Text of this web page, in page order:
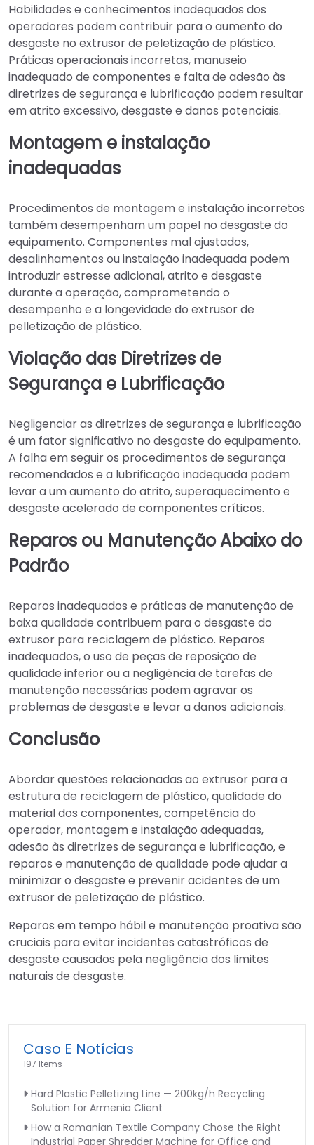
Habilidades e conhecimentos inadequados dos
operadores podem contribuir para o aumento do
desgaste no extrusor de peletização de plástico.
Práticas operacionais incorretas, manuseio
inadequado de componentes e falta de adesão às
diretrizes de segurança e lubrificação podem resultar
em atrito excessivo, desgaste e danos potenciais.
Montagem e instalação
inadequadas
Procedimentos de montagem e instalação incorretos
também desempenham um papel no desgaste do
equipamento. Componentes mal ajustados,
desalinhamentos ou instalação inadequada podem
introduzir estresse adicional, atrito e desgaste
durante a operação, comprometendo o
desempenho e a longevidade do extrusor de
pelletização de plástico.
Violação das Diretrizes de
Segurança e Lubrificação
Negligenciar as diretrizes de segurança e lubrificação
é um fator significativo no desgaste do equipamento.
A falha em seguir os procedimentos de segurança
recomendados e a lubrificação inadequada podem
levar a um aumento do atrito, superaquecimento e
desgaste acelerado de componentes críticos.
Reparos ou Manutenção Abaixo do
Padrão
Reparos inadequados e práticas de manutenção de
baixa qualidade contribuem para o desgaste do
extrusor para reciclagem de plástico. Reparos
inadequados, o uso de peças de reposição de
qualidade inferior ou a negligência de tarefas de
manutenção necessárias podem agravar os
problemas de desgaste e levar a danos adicionais.
Conclusão
Abordar questões relacionadas ao extrusor para a
estrutura de reciclagem de plástico, qualidade do
material dos componentes, competência do
operador, montagem e instalação adequadas,
adesão às diretrizes de segurança e lubrificação, e
reparos e manutenção de qualidade pode ajudar a
minimizar o desgaste e prevenir acidentes de um
extrusor de peletização de plástico.
Reparos em tempo hábil e manutenção proativa são
cruciais para evitar incidentes catastróficos de
desgaste causados pela negligência dos limites
naturais de desgaste.
Caso E Notícias
197 Items
Hard Plastic Pelletizing Line — 200kg/h Recycling
Solution for Armenia Client
How a Romanian Textile Company Chose the Right
Industrial Paper Shredder Machine for Office and